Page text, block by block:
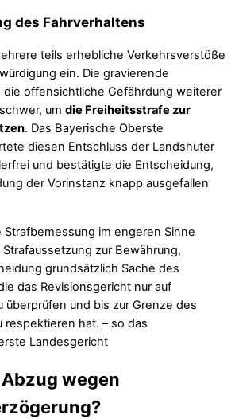
des Fahrverhaltens
teils erhebliche Verkehrsverstöße
ein. Die gravierende
die offensichtliche Gefährdung weiterer
um die Freiheitsstrafe zur
. Das Bayerische Oberste
diesen Entschluss der Landshuter
und bestätigte die Entscheidung,
der Vorinstanz knapp ausgefallen
Strafbemessung im engeren Sinne
zur Bewährung,
grundsätzlich Sache des
das Revisionsgericht nur auf
überprüfen und bis zur Grenze des
respektieren hat. – so das
Landesgericht
wegen